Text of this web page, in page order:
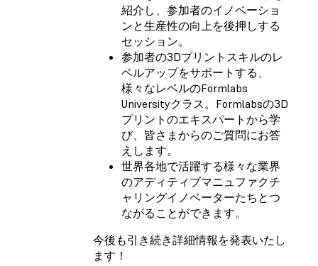
紹介し、参加者のイノベーショ
ンと生産性の向上を後押しする
セッション。
参加者の3Dプリントスキルのレ
ベルアップをサポートする、
様々なレベルのFormlabs
Universityクラス。Formlabsの3D
プリントのエキスパートから学
び、皆さまからのご質問にお答
えします。
世界各地で活躍する様々な業界
のアディティブマニュファクチ
ャリングイノベーターたちとつ
ながることができます。
今後も引き続き詳細情報を発表いたし
ます！